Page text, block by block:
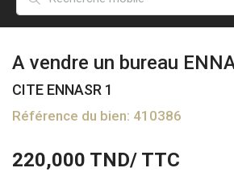
A vendre un bureau
CITE ENNASR 1
Référence du bien: 410386
220,000 TND/ TTC